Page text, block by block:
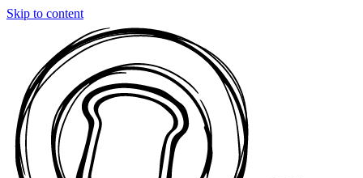
Skip to content